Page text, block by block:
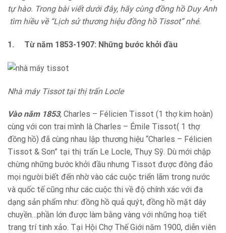
tự hào. Trong bài viết dưới đây, hãy cùng đồng hồ Duy Anh
tìm hiều về “Lịch sử thương hiệu đồng hồ Tissot” nhé.
1. Từ năm 1853-1907: Những bước khởi đầu
Nhà máy Tissot tại thị trấn Locle
Vào năm 1853, Charles – Félicien Tissot (1 thợ kim hoàn)
cùng với con trai mình là Charles – Émile Tissot( 1 thợ
đồng hồ) đã cùng nhau lập thương hiệu “Charles – Félicien
Tissot & Son” tại thị trấn Le Locle, Thụy Sỹ. Dù mới chập
chừng những bước khởi đầu nhưng Tissot được đông đảo
mọi người biết đến nhờ vào các cuộc triển lãm trong nước
và quốc tế cũng như các cuộc thi về độ chính xác với đa
dạng sản phẩm như: đồng hồ quả quýt, đồng hồ mặt dây
chuyền…phần lớn được làm bằng vàng với những hoạ tiết
trang trí tinh xảo. Tại Hội Chợ Thế Giới năm 1900, diễn viên